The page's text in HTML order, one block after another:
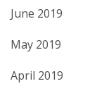
June 2019
May 2019
April 2019